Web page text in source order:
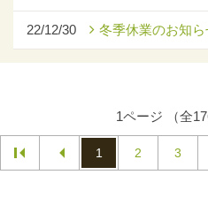
22/12/30 冬季休業のお知ら
1ページ （全
1 2 3